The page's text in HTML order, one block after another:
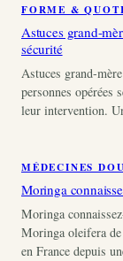
FORME &
Astuces grand-
sécurité
Astuces grand-
personnes opérées
leur intervention.
MÉDECINES
Moringa
Moringa
Moringa oleifera
en France depuis